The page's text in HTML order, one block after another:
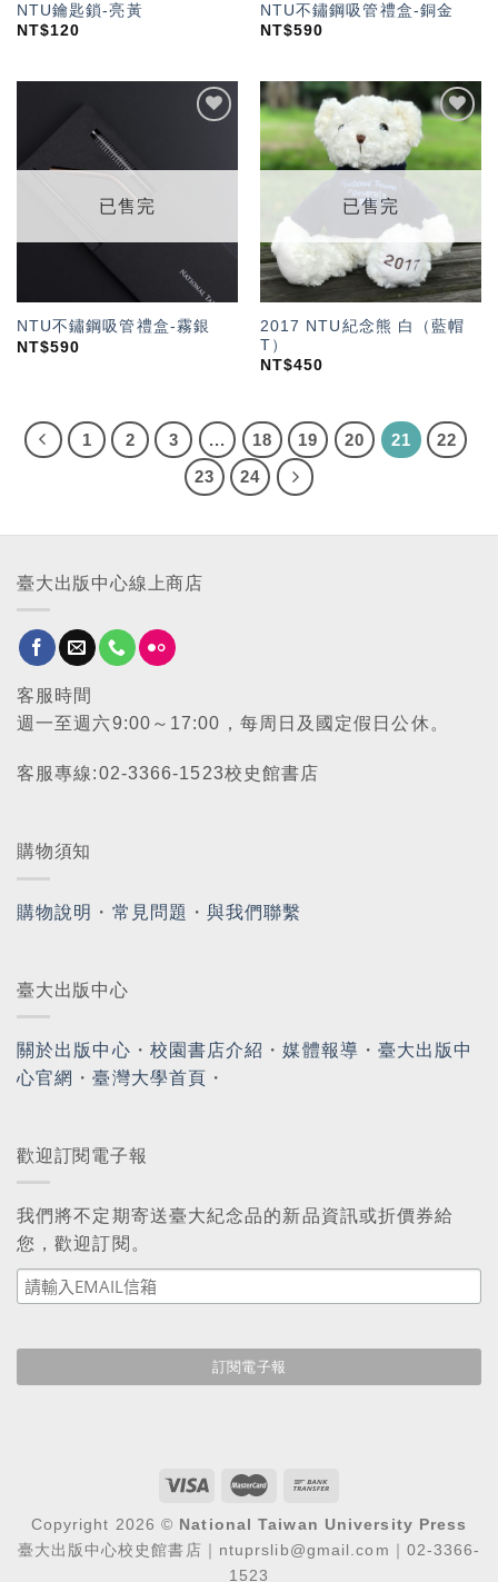
NTU鑰匙鎖-亮黃
NT$120
NTU不鏽鋼吸管禮盒-銅金
NT$590
望輕
已售完
NTU不鏽鋼吸管禮盒-霧銀
NT$590
「願
望輕
已售完
2017 NTU紀念熊 白（藍帽
T）
NT$450
1 2 3 ... 18 19 20 21
22
23
24
臺大出版中心線上商店
客服時間
週一至週六9:00～17:00，每周日及國定假日公休。
客服專線:02-3366-1523校史館書店
購物須知
購物說明 ・ 常見問題 ・與我們聯繫
臺大出版中心
關於出版中心 ・ 校園書店介紹 ・媒體報導 ・ 臺大出版中
心官網 ・臺灣大學首頁 ・
歡迎訂閱電子報
我們將不定期寄送臺大紀念品的新品資訊或折價券給
您，歡迎訂閱。
Copyright 2026 © National Taiwan University Press
臺大出版中心校史館書店｜ntuprslib@gmail.com｜02-3366-
1523